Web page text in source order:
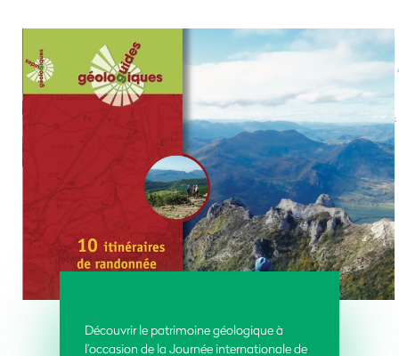
Découvrir le patrimoine géologique à
l’occasion de la Journée internationale de